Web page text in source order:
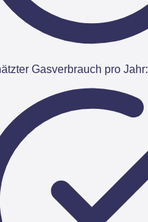
Gasverbrauch pro Jahr: